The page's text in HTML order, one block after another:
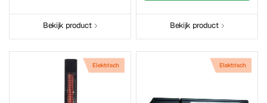
Bekijk product Bekijk product
Elektrisch Elektrisch